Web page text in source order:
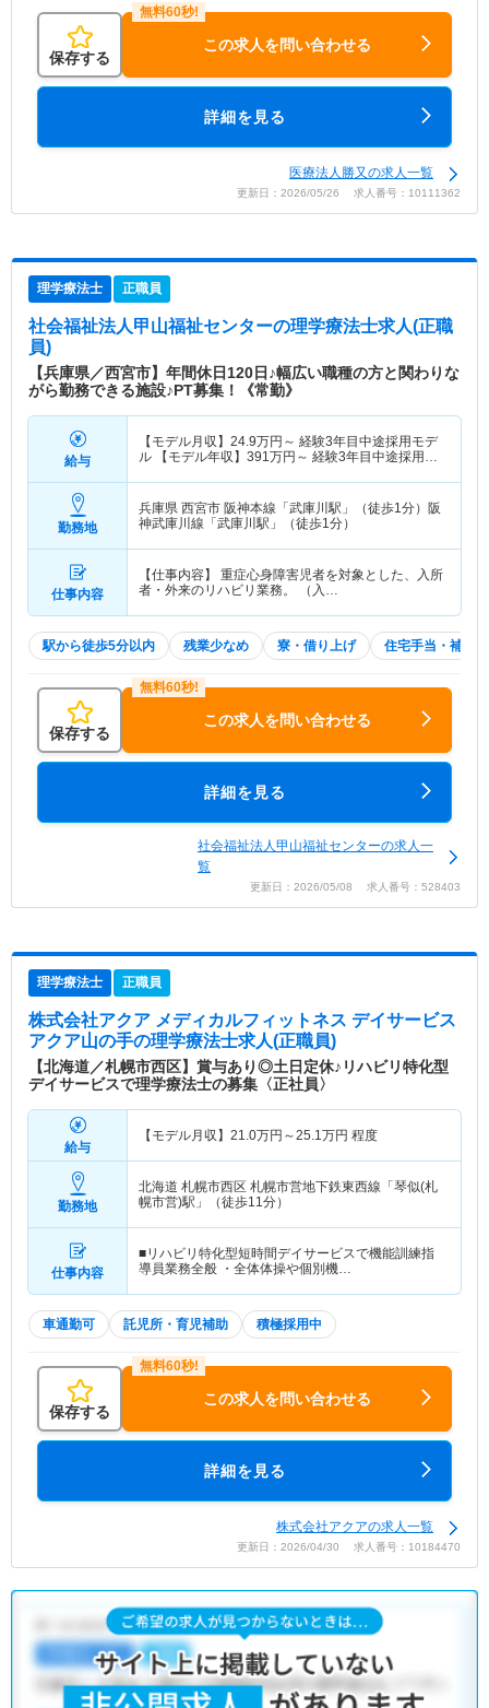
保存する
この求人を問い合わせる
詳細を見る
医療法人勝又の求人一覧
更新日：2026/05/26 求人番号：10111362
理学療法士 正職員
社会福祉法人甲山福祉センターの理学療法士求人(正職
員)
【兵庫県／西宮市】年間休日120日♪幅広い職種の方と関わりな
がら勤務できる施設♪PT募集！《常勤》
給与
【モデル月収】 24.9万円～ 経験3年目中途採用モデ
ル 【モデル年収】 391 万円～ 経験3年目中途採用モ
勤務地
兵庫県 西宮市 阪神本線「武庫川駅」（徒歩1分）阪
神武庫川線「武庫川駅」（徒歩1分）
仕事内容
【仕事内容】 重症心身障害児者を対象とした、入所
者・外来のリハビリ業務。 （入…
駅から徒歩5分以内 残業少なめ 寮・借り上げ 住宅手当・補助
保存する
この求人を問い合わせる
詳細を見る
社会福祉法人甲山福祉センターの求人一
覧
更新日：2026/05/08 求人番号：528403
理学療法士 正職員
株式会社アクア メディカルフィットネス デイサービス
アクア山の手の理学療法士求人(正職員)
【北海道／札幌市西区】賞与あり◎土日定休♪リハビリ特化型
デイサービスで理学療法士の募集〈正社員〉
給与
【モデル月収】 21.0万円～25.1 万円 程度
勤務地
北海道 札幌市西区 札幌市営地下鉄東西線「琴似(札
幌市営)駅」（徒歩11分）
仕事内容
■リハビリ特化型短時間デイサービスで機能訓練指
導員業務全般 ・全体体操や個別機…
車通勤可 託児所・育児補助 積極採用中
保存する
この求人を問い合わせる
詳細を見る
株式会社アクアの求人一覧
更新日：2026/04/30 求人番号：10184470